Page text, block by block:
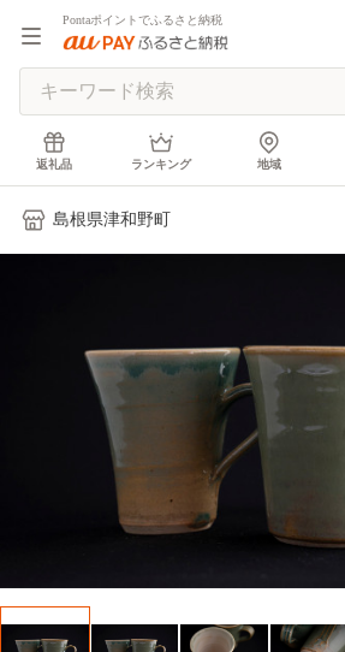
Pontaポイントでふるさと納税
返礼品 ランキング 地域
島根県津和野町